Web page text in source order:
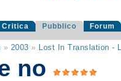
Critica Pubblico Forum
» 2003 » Lost In Translation -
no